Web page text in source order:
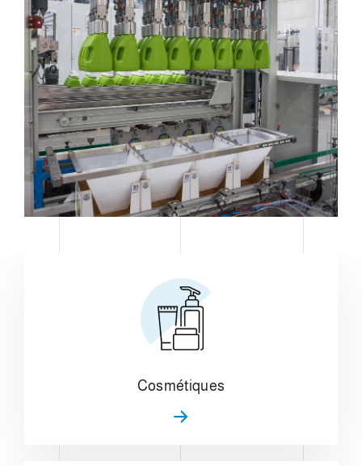
Cosmétiques